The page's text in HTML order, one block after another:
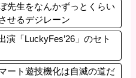
先生をなんかずっとくらい
せるデジレーン
演「LuckyFes’26」のセト
ート遊技機化は自滅の道だ